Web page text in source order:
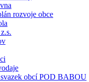
rozvoje obce
obcí POD BABOU